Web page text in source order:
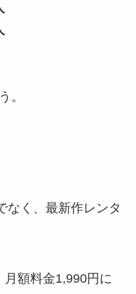
。
なく、最新作レンタ
額料金1,990円に